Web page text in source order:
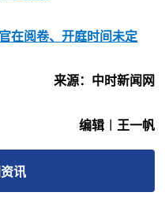
在阅卷、开庭时间未定
来源：中时新闻网
编辑︱王一帆
资讯